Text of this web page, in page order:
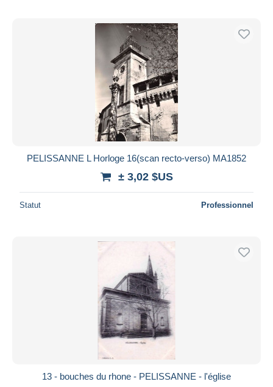
PELISSANNE L Horloge 16(scan recto-verso) MA1852
± 3,02 $US
Statut Professionnel
13 - bouches du rhone - PELISSANNE - l'église